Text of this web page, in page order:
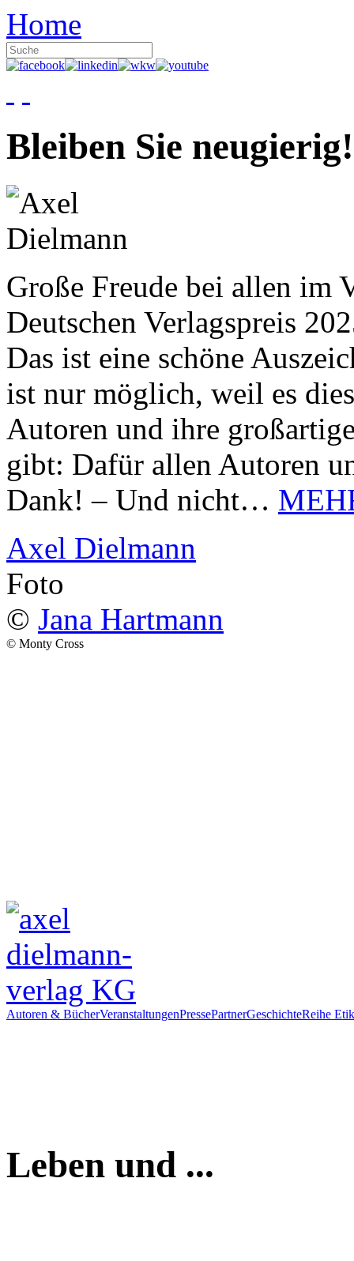
Home
Bleiben Sie neugierig!
Große Freude bei allen im
Deutschen Verlagspreis
Das ist eine schöne
ist nur möglich, weil es
Autoren und ihre
gibt: Dafür allen Autoren
Dank! – Und nicht…
Axel Dielmann
Foto
© Jana Hartmann
© Monty Cross
Autoren & BücherVeranstaltungenPressePartnerGeschichteReihe
Leben und ...